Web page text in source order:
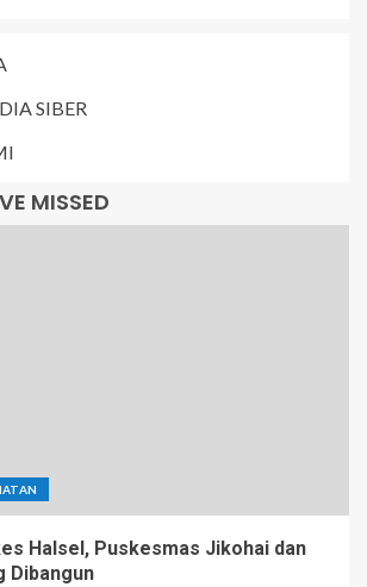
SIBER
MISSED
Halsel, Puskesmas Jikohai dan
Dibangun